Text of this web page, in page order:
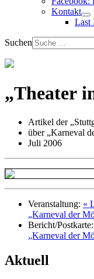
Kontakt
Last
Suchen
„Theater
Artikel der
über „Karneval
Juli 2006
Veranstaltung: «
„Karneval der
Bericht/Postkarte:
„Karneval der
Aktuell